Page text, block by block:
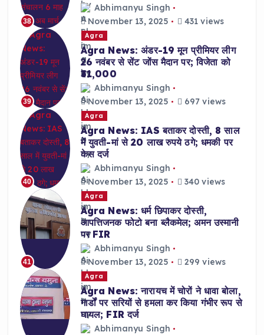
38
Abhimanyu Singh
November 13, 2025
431 views
39
Agra
Agra News: अंडर-19 मून प्रीमियर लीग
26 नवंबर से सेंट जोंस मैदान पर; विजेता को
₹31,000
Abhimanyu Singh
November 13, 2025
697 views
40
Agra
Agra News: IAS बताकर दोस्ती, 8 साल
में युवती-मां से 20 लाख रुपये ठगे; धमकी पर
केस दर्ज
Abhimanyu Singh
November 13, 2025
340 views
41
Agra
Agra News: धर्म छिपाकर दोस्ती,
आपत्तिजनक फोटो बना ब्लैकमेल; अमन उस्मानी
पर FIR
Abhimanyu Singh
November 13, 2025
299 views
Agra
Agra News: नारायच में चोरों ने धावा बोला,
गार्डों पर सरियों से हमला कर किया गंभीर रूप से
घायल; FIR दर्ज
Abhimanyu Singh